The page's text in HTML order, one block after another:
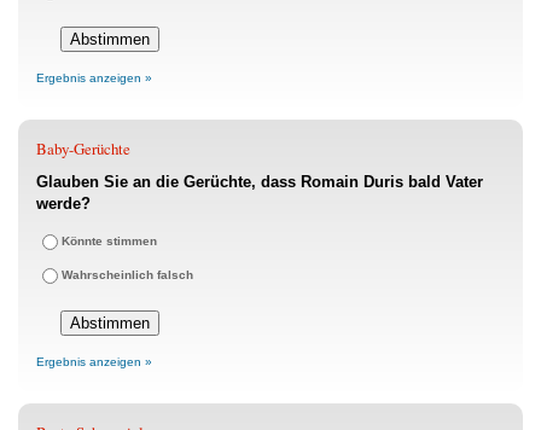
Ergebnis anzeigen »
Baby-Gerüchte
Glauben Sie an die Gerüchte, dass Romain Duris bald Vater
werde?
Könnte stimmen
Wahrscheinlich falsch
Ergebnis anzeigen »